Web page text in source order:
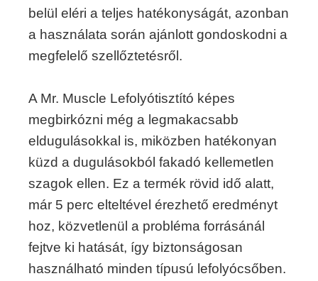
belül eléri a teljes hatékonyságát, azonban
a használata során ajánlott gondoskodni a
megfelelő szellőztetésről.
A Mr. Muscle Lefolyótisztító képes
megbirkózni még a legmakacsabb
eldugulásokkal is, miközben hatékonyan
küzd a dugulásokból fakadó kellemetlen
szagok ellen. Ez a termék rövid idő alatt,
már 5 perc elteltével érezhető eredményt
hoz, közvetlenül a probléma forrásánál
fejtve ki hatását, így biztonságosan
használható minden típusú lefolyócsőben.